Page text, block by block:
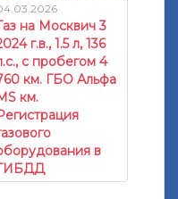
на Москвич 3
г.в., 1.5 л, 136
с пробегом 4
км. ГБО Альфа
км.
в